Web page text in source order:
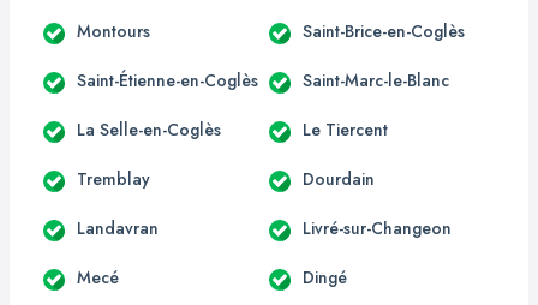
Montours Saint-Brice-en-Coglès
Saint-Étienne-en-Coglès Saint-Marc-le-Blanc
La Selle-en-Coglès Le Tiercent
Tremblay Dourdain
Landavran Livré-sur-Changeon
Mecé Dingé